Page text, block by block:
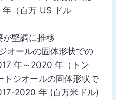
（百万 US ドル
が堅調に推移
オールの固体形状での
年～2020 年（トン
ジオールの固体形状で
2020 年 (百万米ドル)